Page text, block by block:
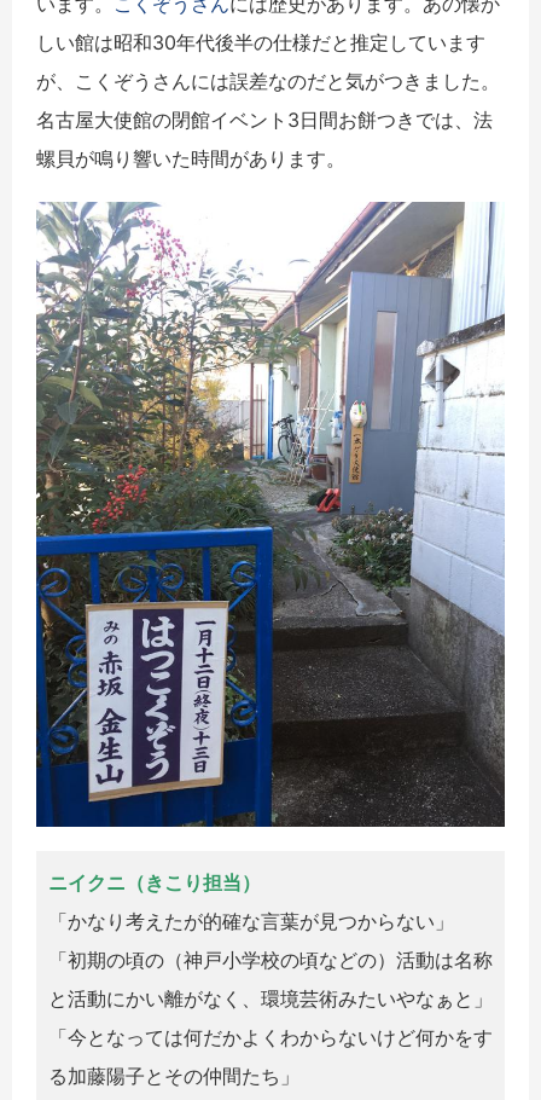
しい館は昭和30年代後半の仕様だと推定しています
が、こくぞうさんには誤差なのだと気がつきました。
名古屋大使館の閉館イベント3日間お餅つきでは、法
螺貝が鳴り響いた時間があります。
ニイクニ（きこり担当）
「かなり考えたが的確な言葉が見つからない」
「初期の頃の（神戸小学校の頃などの）活動は名称
と活動にかい離がなく、環境芸術みたいやなぁと」
「今となっては何だかよくわからないけど何かをす
る加藤陽子とその仲間たち」